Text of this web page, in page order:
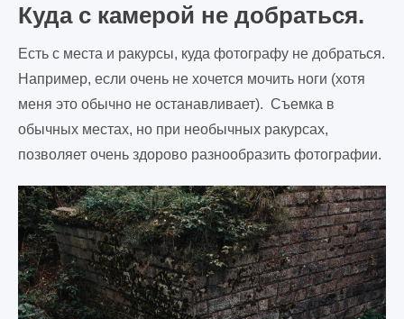
Куда с камерой не добраться.
Есть с места и ракурсы, куда фотографу не добраться.
Например, если очень не хочется мочить ноги (хотя
меня это обычно не останавливает). Съемка в
обычных местах, но при необычных ракурсах,
позволяет очень здорово разнообразить фотографии.